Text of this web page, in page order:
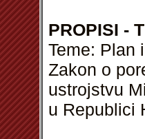
PROPISI -
Teme: Plan
Zakon o
ustrojstvu
u Republici